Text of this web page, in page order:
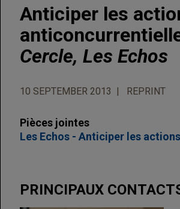
Anticiper les
Cercle, Les Echos
10 SEPTEMBER 2013 REPRINT
Pièces jointes
Les Echos - Anticiper les
PRINCIPAUX